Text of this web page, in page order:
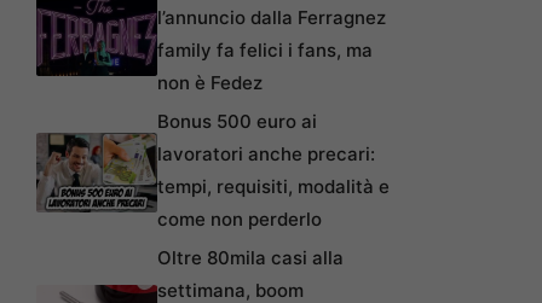
l’annuncio dalla Ferragnez
family fa felici i fans, ma
non è Fedez
Bonus 500 euro ai
lavoratori anche precari:
tempi, requisiti, modalità e
come non perderlo
Oltre 80mila casi alla
settimana, boom